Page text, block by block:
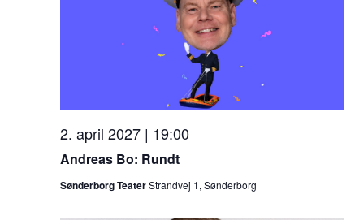
Andreas Bo: Rundt
2. april 2027 | 19:00
Sønderborg TeaterStrandvej 1, Sønderborg